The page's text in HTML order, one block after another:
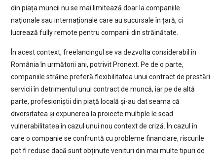
din piața muncii nu se mai limitează doar la companiile
naționale sau internaționale care au sucursale în țară, ci
lucrează fully remote pentru companii din străinătate.
În acest context, freelancingul se va dezvolta considerabil în
România în următorii ani, potrivit Pronext. Pe de o parte,
companiile străine preferă flexibilitatea unui contract de prestări
servicii în detrimentul unui contract de muncă, iar pe de altă
parte, profesioniștii din piață locală și-au dat seama că
diversitatea și expunerea la proiecte multiple le scad
vulnerabilitatea în cazul unui nou context de criză. În cazul în
care o companie se confruntă cu probleme financiare, riscurile
pot fi reduse dacă sunt obținute venituri din mai multe tipuri de